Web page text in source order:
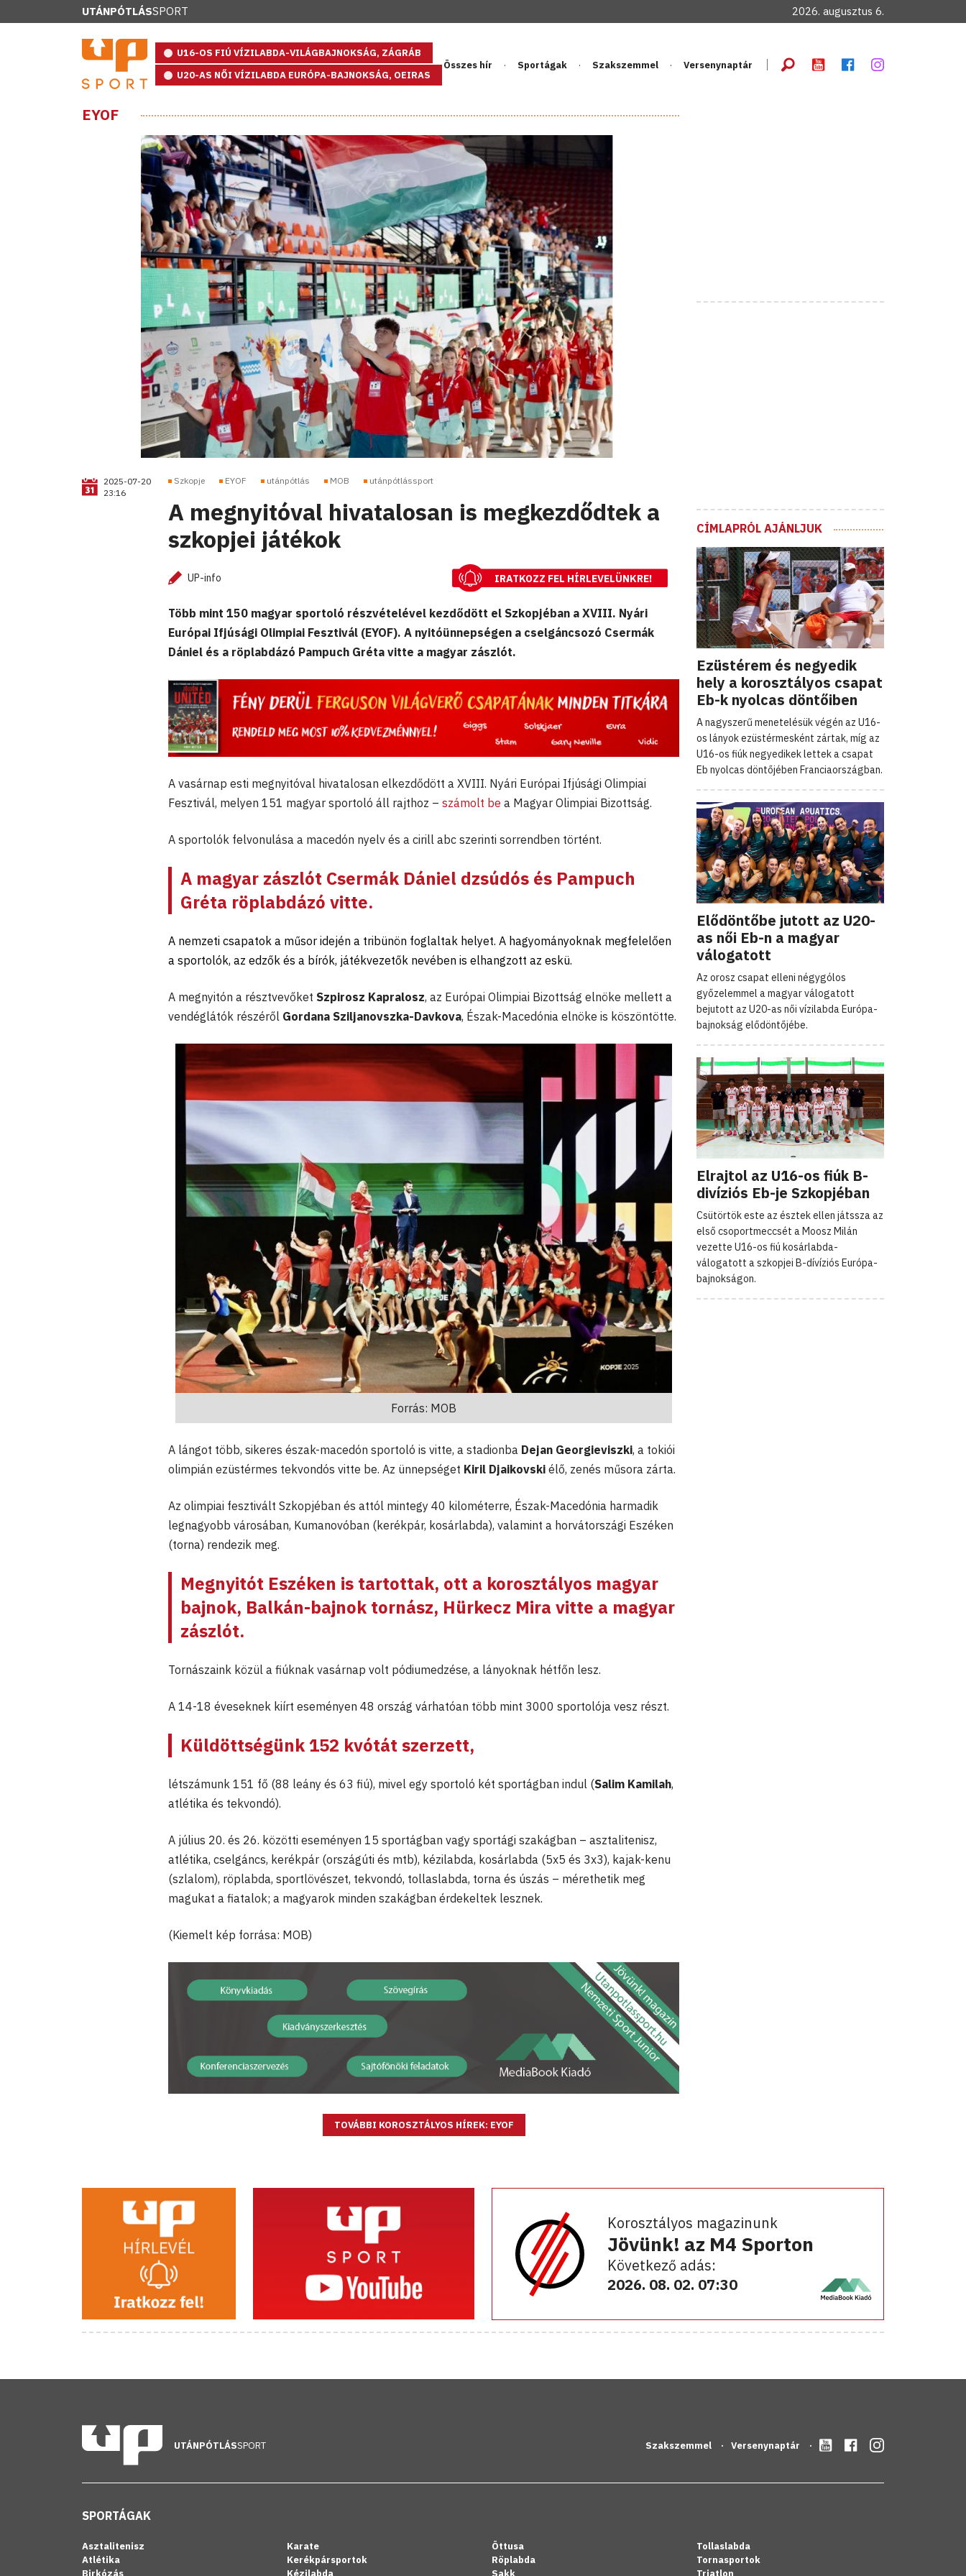
UTÁNPÓTLÁSSPORT 2026. augusztus 6.
U16-OS FIÚ VÍZILABDA-VILÁGBAJNOKSÁG, ZÁGRÁB
U20-AS NŐI VÍZILABDA EURÓPA-BAJNOKSÁG, OEIRAS
Összes hír Sportágak Szakszemmel Versenynaptár
EYOF
2025-07-20
23:16
Szkopje EYOF utánpótlás MOB utánpótlássport
A megnyitóval hivatalosan is megkezdődtek a
szkopjei játékok
UP-info IRATKOZZ FEL HÍRLEVELÜNKRE!
Több mint 150 magyar sportoló részvételével kezdődött el Szkopjéban a XVIII. Nyári
Európai Ifjúsági Olimpiai Fesztivál (EYOF). A nyitóünnepségen a cselgáncsozó Csermák
Dániel és a röplabdázó Pampuch Gréta vitte a magyar zászlót.
A vasárnap esti megnyitóval hivatalosan elkezdődött a XVIII. Nyári Európai Ifjúsági Olimpiai
Fesztivál, melyen 151 magyar sportoló áll rajthoz – számolt be a Magyar Olimpiai Bizottság.
A sportolók felvonulása a macedón nyelv és a cirill abc szerinti sorrendben történt.
A magyar zászlót Csermák Dániel dzsúdós és Pampuch
Gréta röplabdázó vitte.
A nemzeti csapatok a műsor idején a tribünön foglaltak helyet. A hagyományoknak megfelelően
a sportolók, az edzők és a bírók, játékvezetők nevében is elhangzott az eskü.
A megnyitón a résztvevőket Szpirosz Kapralosz, az Európai Olimpiai Bizottság elnöke mellett a
vendéglátók részéről Gordana Sziljanovszka-Davkova, Észak-Macedónia elnöke is köszöntötte.
Forrás: MOB
A lángot több, sikeres észak-macedón sportoló is vitte, a stadionba Dejan Georgieviszki, a tokiói
olimpián ezüstérmes tekvondós vitte be. Az ünnepséget Kiril Djaikovski élő, zenés műsora zárta.
Az olimpiai fesztivált Szkopjéban és attól mintegy 40 kilométerre, Észak-Macedónia harmadik
legnagyobb városában, Kumanovóban (kerékpár, kosárlabda), valamint a horvátországi Eszéken
(torna) rendezik meg.
Megnyitót Eszéken is tartottak, ott a korosztályos magyar
bajnok, Balkán-bajnok tornász, Hürkecz Mira vitte a magyar
zászlót.
Tornászaink közül a fiúknak vasárnap volt pódiumedzése, a lányoknak hétfőn lesz.
A 14-18 éveseknek kiírt eseményen 48 ország várhatóan több mint 3000 sportolója vesz részt.
Küldöttségünk 152 kvótát szerzett,
létszámunk 151 fő (88 leány és 63 fiú), mivel egy sportoló két sportágban indul (Salim Kamilah,
atlétika és tekvondó).
A július 20. és 26. közötti eseményen 15 sportágban vagy sportági szakágban – asztalitenisz,
atlétika, cselgáncs, kerékpár (országúti és mtb), kézilabda, kosárlabda (5x5 és 3x3), kajak-kenu
(szlalom), röplabda, sportlövészet, tekvondó, tollaslabda, torna és úszás – mérethetik meg
magukat a fiatalok; a magyarok minden szakágban érdekeltek lesznek.
(Kiemelt kép forrása: MOB)
TOVÁBBI KOROSZTÁLYOS HÍREK: EYOF
CÍMLAPRÓL AJÁNLJUK
Ezüstérem és negyedik
hely a korosztályos csapat
Eb-k nyolcas döntőiben
A nagyszerű menetelésük végén az U16-
os lányok ezüstérmesként zártak, míg az
U16-os fiúk negyedikek lettek a csapat
Eb nyolcas döntőjében Franciaországban.
Elődöntőbe jutott az U20-
as női Eb-n a magyar
válogatott
Az orosz csapat elleni négygólos
győzelemmel a magyar válogatott
bejutott az U20-as női vízilabda Európa-
bajnokság elődöntőjébe.
Elrajtol az U16-os fiúk B-
divíziós Eb-je Szkopjéban
Csütörtök este az észtek ellen játssza az
első csoportmeccsét a Moosz Milán
vezette U16-os fiú kosárlabda-
válogatott a szkopjei B-dívíziós Európa-
bajnokságon.
Korosztályos magazinunk
Jövünk! az M4 Sporton
Következő adás:
2026. 08. 02. 07:30
UTÁNPÓTLÁSSPORT Szakszemmel Versenynaptár
SPORTÁGAK
Asztalitenisz
Atlétika
Karate
Kerékpársportok
Öttusa
Röplabda
Tollaslabda
Tornasportok